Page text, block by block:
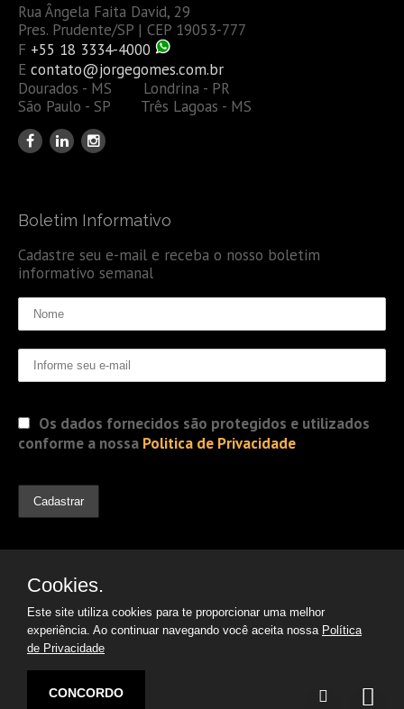
Rua Ângela Faita David, 29
Pres. Prudente/SP | CEP 19053-777
F +55 18 3334-4000
E contato@jorgegomes.com.br
Dourados - MS Londrina - PR
São Paulo - SP Três Lagoas - MS
Boletim Informativo
Cadastre seu e-mail e receba o nosso boletim
informativo semanal
Os dados fornecidos são protegidos e utilizados
conforme a nossa Politica de Privacidade
© 2019 Jorge Gomes
Advogados. Direitos Reservados
Cookies.
Este site utiliza cookies para te proporcionar uma melhor
experiência. Ao continuar navegando você aceita nossa Política
de Privacidade
CONCORDO